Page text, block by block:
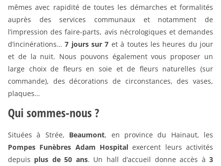
mêmes avec rapidité de toutes les démarches et formalités
auprès des services communaux et notamment de
l’impression des faire-parts, avis nécrologiques et demandes
d’incinérations…7 jours sur 7 et à toutes les heures du jour
et de la nuit. Nous pouvons également vous proposer un
large choix de fleurs en soie et de fleurs naturelles (sur
commande), des décorations de circonstances, des vases,
plaques…
Qui sommes-nous ?
Situées à Strée, Beaumont, en province du Hainaut, les
Pompes Funèbres Adam Hospital exercent leurs activités
depuis plus de 50 ans. Un hall d’accueil donne accès à3